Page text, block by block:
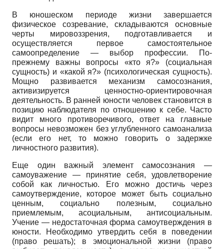
В юношеском периоде жизни завершается
физическое созревание, складываются основные
черты мировоззрения, подготавливается и
осуществляется первое самостоятельное
самоопределение — выбор профессии. По-
прежнему важны вопросы «кто я?» (социальная
сущность) и «какой я?» (психологическая сущность).
Мощно развивается механизм самосознания,
активизируется ценностно-ориентировочная
деятельность. В ранней юности человек становится в
позицию наблюдателя по отношению к себе. Часто
видит много противоречивого, ответ на главные
вопросы невозможен без углубленного самоанализа
(если его нет, то можно говорить о задержке
личностного развития).
Еще один важный элемент самосознания —
самоуважение — принятие себя, удовлетворение
собой как личностью. Его можно достичь через
самоутверждение, которое может быть социально
ценным, социально полезным, социально
приемлемым, асоциальным, антисоциальным.
Учение — недостаточная форма самоутверждения в
юности. Необходимо утвердить себя в поведении
(право решать); в эмоциональной жизни (право